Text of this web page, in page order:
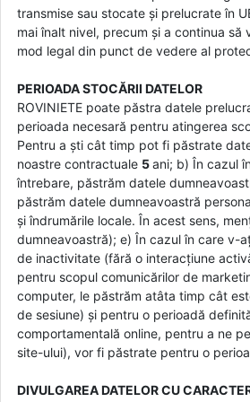
transmise sau stocate și prelucrate în
mai înalt nivel, precum și a continua
mod legal din punct de vedere al
PERIOADA STOCĂRII DATELOR
ROVINIETE poate păstra datele
perioada necesară pentru atingerea
Pentru a ști cât timp pot fi păstrate
noastre contractuale 5ani; b) În cazul
întrebare, păstrăm datele
păstrăm datele dumneavoastră
și îndrumările locale. În acest sens,
dumneavoastră); e) În cazul în care v-
de inactivitate (fără o interacțiune
pentru scopul comunicărilor de
computer, le păstrăm atâta timp cât
de sesiune) și pentru o perioadă
comportamentală online, pentru a ne
site-ului), vor fi păstrate pentru o
DIVULGAREA DATELOR CU